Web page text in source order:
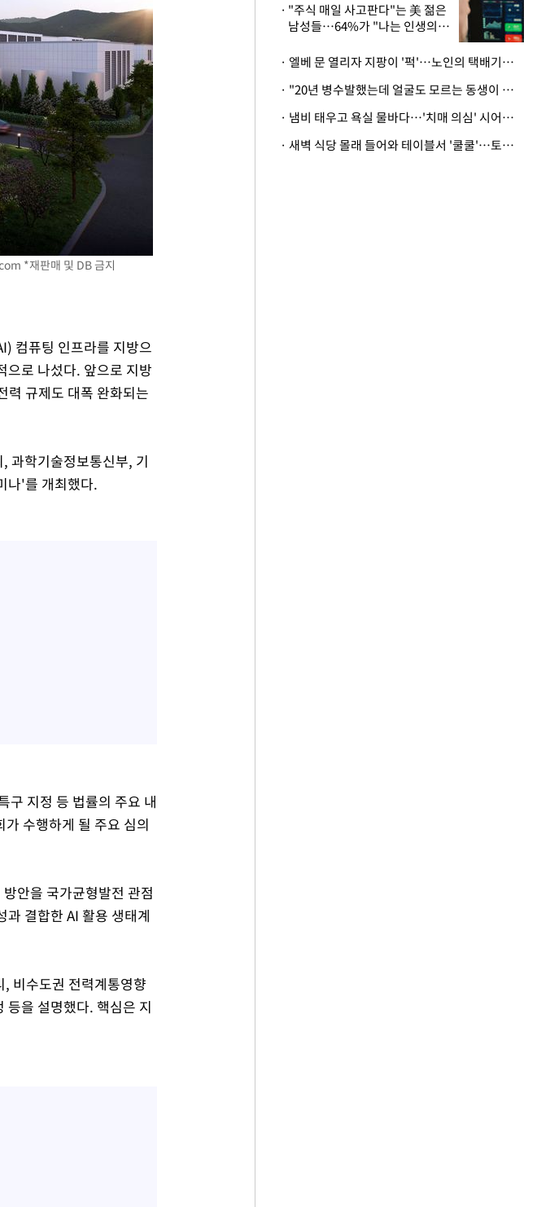
*재판매 및 DB 금지
컴퓨팅 인프라를 지방으
으로 나섰다. 앞으로 지방
력 규제도 대폭 완화되는
과학기술정보통신부, 기
나'를 개최했다.
구 지정 등 법률의 주요 내
수행하게 될 주요 심의
안을 국가균형발전 관점
결합한 AI 활용 생태계
비수도권 전력계통영향
등을 설명했다. 핵심은 지
"주식 매일 사고판다"는 美 젊은
남성들…64%가 "나는 인생의
· 엘베 문 열리자 지팡이 '퍽'…노인의 택배기사 폭행 이유
· "20년 병수발했는데 얼굴도 모르는 동생이 유산 절반을"…배다른 형제 상속권 있을까
· 냄비 태우고 욕실 물바다…'치매 의심' 시어머니 검사 권유했다가 '날벼락'
· 새벽 식당 몰래 들어와 테이블서 '쿨쿨'…토사물 남기고 사라진 남성